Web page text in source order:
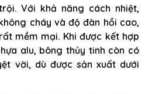
Với khả năng cách nhiệt,
cháy và độ đàn hồi cao,
mềm mại. Khi được kết hợp
alu, bông thủy tinh còn có
vời, dù được sản xuất dưới